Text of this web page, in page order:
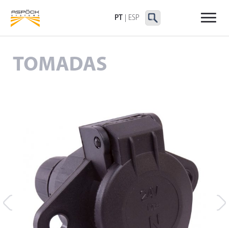
PT ESP
DELIMITADORAS E
LATERAIS
TOMADAS